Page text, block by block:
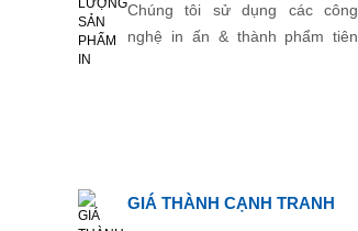
Chúng tôi sử dụng các công
nghệ in ấn & thành phẩm tiên
GIÁ THÀNH CẠNH TRANH